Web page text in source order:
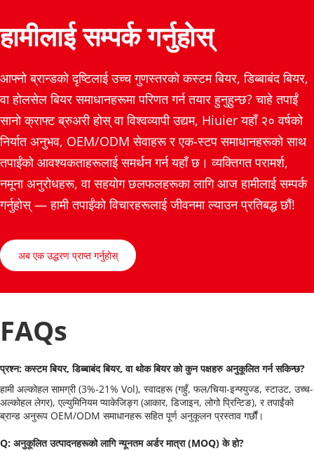
हामीलाई सम्पर्क गर्नुहोस्
आफ्नो ब्रान्डको दृष्टिलाई उच्च गुणस्तरको कस्टम बियर, डिब्बाबंद बियर,
वा होलसेल बियर समाधानहरूमा परिणत गर्न तयार हुनुहुन्छ? चाहे तपाईं
सानो क्राफ्ट ब्रुअरी होस् वा विश्वव्यापी उद्यम, Hiuier यहाँ २० वर्षको
निर्यात अनुभव, OEM/ODM सेवाहरू र एक-स्टप समाधानहरूको साथ
तपाईंको आवश्यकताहरूलाई समर्थन गर्न यहाँ छ। व्यक्तिगत परामर्श,
नमूना अनुरोधहरू, वा सहयोग छलफलहरूका लागि आज हामीलाई सम्पर्क
गर्नुहोस् — हामी तपाईंको विचारहरूलाई जीवनमा ल्याउन प्रतिबद्ध छौं!
अब एक उद्धरण प्राप्त गर्नुहोस्
FAQs
प्रश्न: कस्टम बियर, डिब्बाबंद बियर, वा थोक बियर को कुन पक्षहरु अनुकूलित गर्न सकिन्छ?
हामी अल्कोहल सामग्री (3%-21% Vol), स्वादहरू (गहुँ, फल/चिया-इन्फ्युज्ड, स्टाउट, उच्च-
अल्कोहल लेगर), एल्युमिनियम प्याकेजिङ्ग (आकार, डिजाइन, लोगो प्रिन्टिङ), र तपाईंको
ब्रान्ड अनुरूप OEM/ODM समाधानहरू सहित पूर्ण अनुकूलन प्रस्ताव गर्छौं।
Q: अनुकूलित उत्पादनहरूको लागि न्यूनतम अर्डर मात्रा (MOQ) के हो?